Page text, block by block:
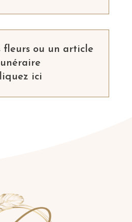
fleurs ou un article
ici